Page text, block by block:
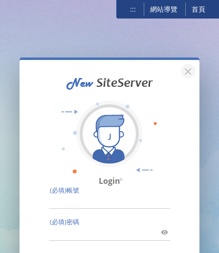
::: 網站導覽 首頁
關閉
Login
(必填)帳號
(必填)密碼